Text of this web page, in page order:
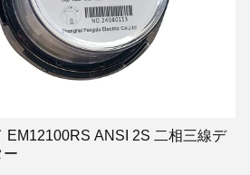
EM12100RS ANSI 2S 二相三線デ
ー